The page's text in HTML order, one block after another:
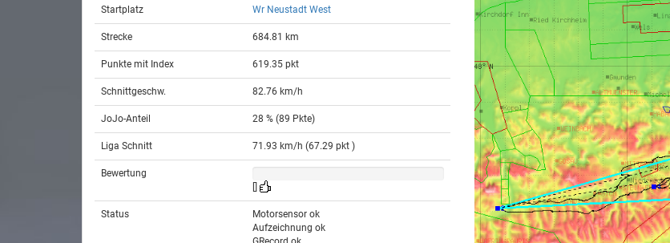
Startplatz Wr Neustadt West
Strecke 684.81 km
Punkte mit Index 619.35 pkt
Schnittgeschw. 82.76 km/h
JoJo-Anteil 28 % (89 Pkte)
Liga Schnitt 71.93 km/h (67.29 pkt )
Bewertung
[]
Status
Motorsensor ok
Aufzeichnung ok